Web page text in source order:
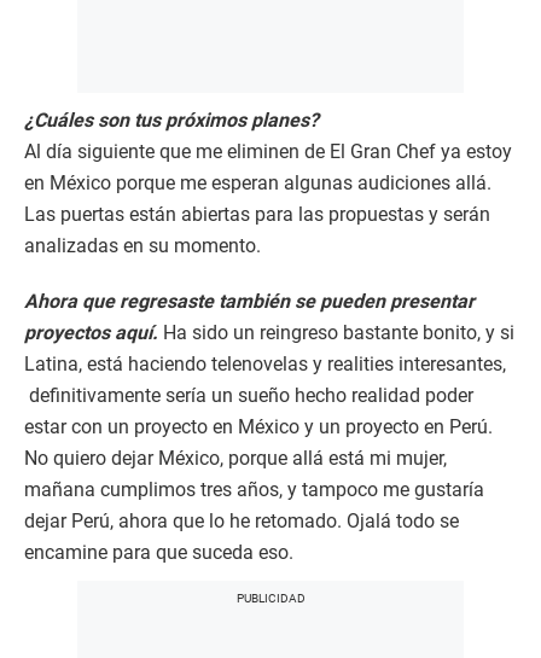
¿Cuáles son tus próximos planes?
Al día siguiente que me eliminen de El Gran Chef ya estoy
en México porque me esperan algunas audiciones allá.
Las puertas están abiertas para las propuestas y serán
analizadas en su momento.
Ahora que regresaste también se pueden presentar
proyectos aquí. Ha sido un reingreso bastante bonito, y si
Latina, está haciendo telenovelas y realities interesantes,
definitivamente sería un sueño hecho realidad poder
estar con un proyecto en México y un proyecto en Perú.
No quiero dejar México, porque allá está mi mujer,
mañana cumplimos tres años, y tampoco me gustaría
dejar Perú, ahora que lo he retomado. Ojalá todo se
encamine para que suceda eso.